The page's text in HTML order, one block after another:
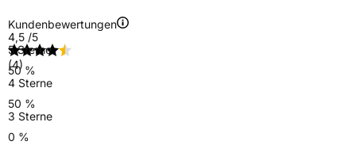
Kundenbewertungen
4,5 /5
(4)
5 Sterne
50 %
4 Sterne
50 %
3 Sterne
0 %